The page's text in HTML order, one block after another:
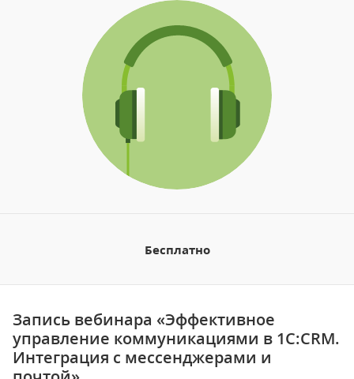
Бесплатно
Запись вебинара «Эффективное
управление коммуникациями в 1С:CRM.
Интеграция с мессенджерами и